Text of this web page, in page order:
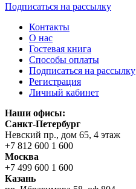
Подписаться на рассылку
Контакты
О нас
Гостевая книга
Способы оплаты
Подписаться на рассылку
Регистрация
Личный кабинет
Наши офисы:
Санкт-Петербург
Невский пр., дом 65, 4 этаж
+7 812 600 1 600
Москва
+7 499 600 1 600
Казань